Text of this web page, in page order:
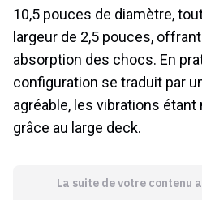
10,5 pouces de diamètre,
largeur de 2,5 pouces,
absorption des chocs. En
configuration se traduit par
agréable, les vibrations
grâce au large deck.
La suite de votre contenu